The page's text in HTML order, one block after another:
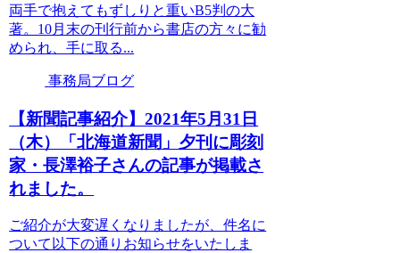
両手で抱えてもずしりと重いB5判の大
著。10月末の刊行前から書店の方々に勧
められ、手に取る...
事務局ブログ
【新聞記事紹介】2021年5月31日
（木）「北海道新聞」夕刊に彫刻
家・長澤裕子さんの記事が掲載さ
れました。
ご紹介が大変遅くなりましたが、件名に
ついて以下の通りお知らせをいたしま